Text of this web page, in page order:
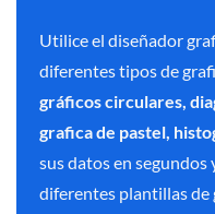
Utilice el diseñador
diferentes tipos de
gráficos circulares,
grafica de pastel,
sus datos en
diferentes plantillas de